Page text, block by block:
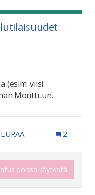
(esim. viisi
Monttuun.
2
poissa käytöstä